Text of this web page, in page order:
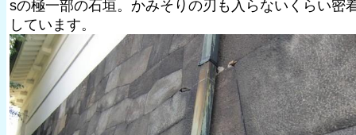
sの極一部の石垣。かみそりの刃も入らないくらい密
しています。